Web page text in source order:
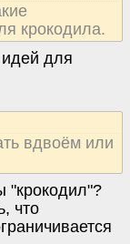
крокодила.
для
вдвоём или
"крокодил"?
что